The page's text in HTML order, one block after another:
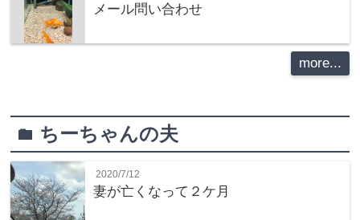
メール問い合わせ
more...
folder ちーちゃんの夫
2020/7/12
妻が亡くなって２ケ月